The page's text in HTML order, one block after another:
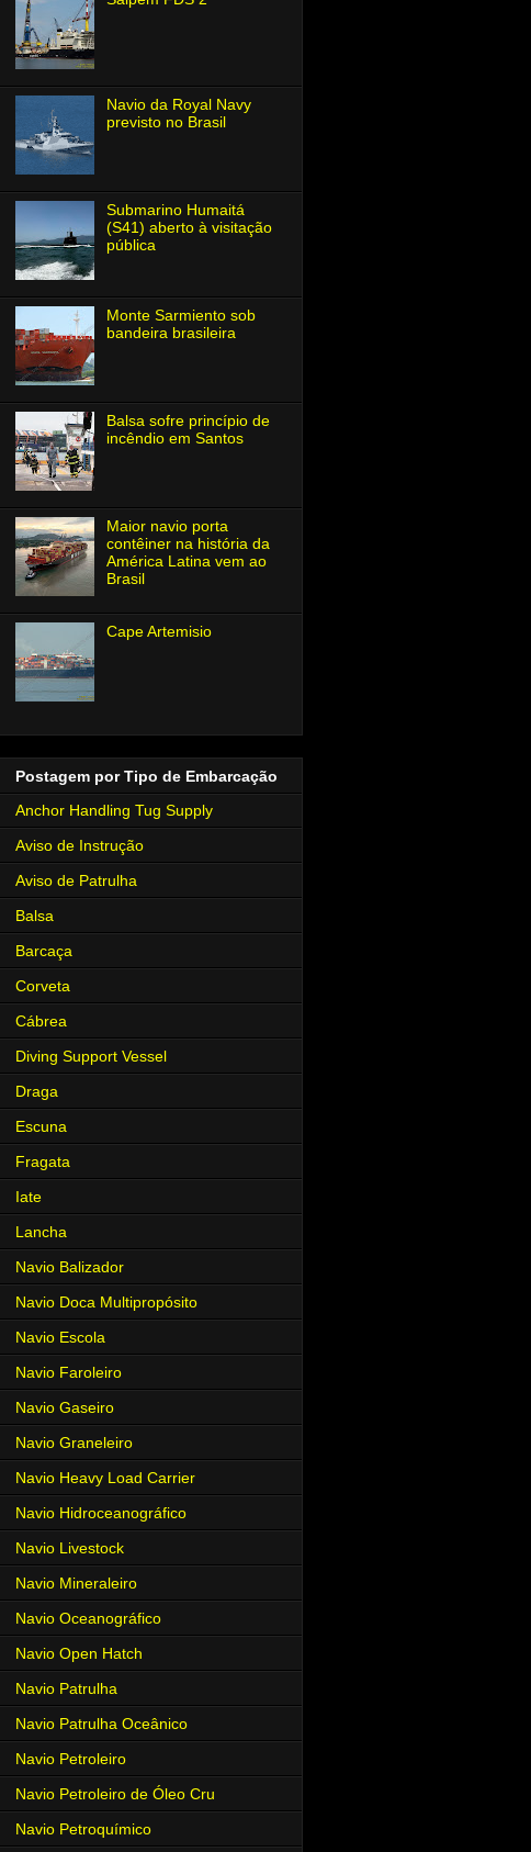
Navio da Royal Navy
previsto no Brasil
Submarino Humaitá
(S41) aberto à visitação
pública
Monte Sarmiento sob
bandeira brasileira
Balsa sofre princípio de
incêndio em Santos
Maior navio porta
contêiner na história da
América Latina vem ao
Brasil
Cape Artemisio
Postagem por Tipo de Embarcação
Anchor Handling Tug Supply
Aviso de Instrução
Aviso de Patrulha
Balsa
Barcaça
Corveta
Cábrea
Diving Support Vessel
Draga
Escuna
Fragata
Iate
Lancha
Navio Balizador
Navio Doca Multipropósito
Navio Escola
Navio Faroleiro
Navio Gaseiro
Navio Graneleiro
Navio Heavy Load Carrier
Navio Hidroceanográfico
Navio Livestock
Navio Mineraleiro
Navio Oceanográfico
Navio Open Hatch
Navio Patrulha
Navio Patrulha Oceânico
Navio Petroleiro
Navio Petroleiro de Óleo Cru
Navio Petroquímico